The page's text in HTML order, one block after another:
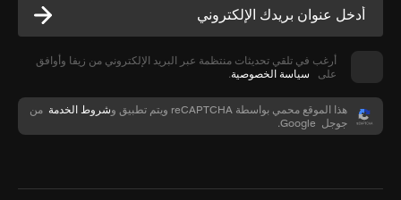
أرغب في تلقي تحديثات منتظمة عبر البريد الإلكتروني من زيفا وأوافق
على
سياسة الخصوصية.
هذا الموقع محمي بواسطة reCAPTCHA ويتم تطبيق وشروط الخدمة من
جوجل Google.